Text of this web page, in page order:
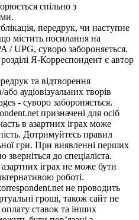
спільно з
передрук, чи наступне
містить посилання на
/ UPG, суворо забороняється.
Я-Корреспондент є автор
та відтворення
аудіовізуальних творів
- суворо забороняється.
призначені для осіб
в азартних іграх може
Дотримуйтесь правил
гри. При виявленні перших
зверніться до спеціаліста.
іграх не може бути
роботі.
не проводить
гроші, також сайт не
ставок та інших